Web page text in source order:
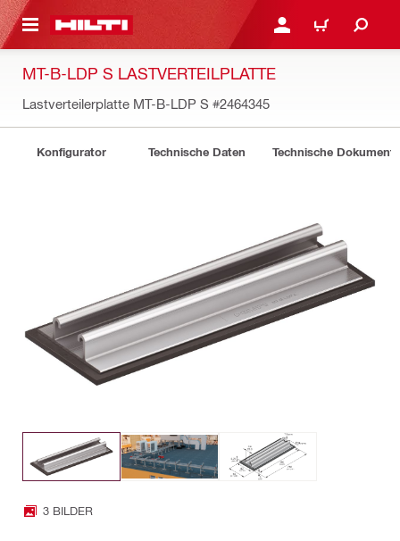
ANMELDEN ODER
WARENKORB
MT-B-LDP S LASTVERTEILPLATTE
Lastverteilerplatte MT-B-LDP S #2464345
Konfigurator Technische Daten Technische Dokumente
3 BILDER